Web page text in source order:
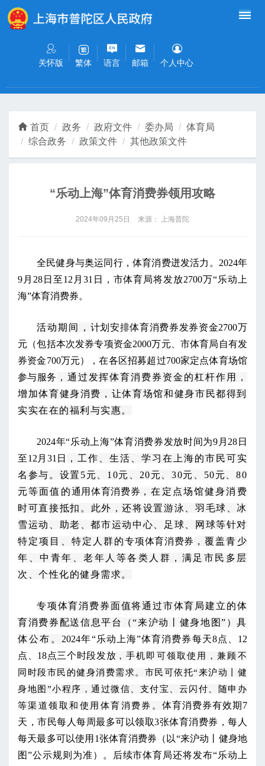
无障碍操作说明
关怀版 繁体 语言 邮箱 个人中心
首页 政务 政府文件 委办局
体育局
综合政务
政策文件 其他政策文件
“乐动上海”体育消费券领用攻略
2024年09月25日 来源： 上海普陀
全民健身与奥运同行，体育消费迸发活力。2024年
9月28日至12月31日，市体育局将发放2700万“乐动上
海”体育消费券。
活动期间， 计划安排体育消费券发券资金2700万
元（包括本次发券专项资金2000万元、市体育局自有发
券资金700万元），在各区招募超过700家定点体育场馆
参与服务 ，通过发挥体育消费券资金的杠杆作用，
增加体育健身消费，让体育场馆和健身市民都得到
实实在在的福利与实惠。
2024年“乐动上海”体育消费券发放时间为9月28日
至12月31日
，工作、生活、学习在上海的市民可实
名参与。设置5元、10元、20元、30元、50元、80
元等面值的通用体育消费券 ，在定点场馆健身消费
时可直接抵扣。 此外，还将设置游泳、羽毛球、冰
雪运动、助老、都市运动中心、足球、网球等针对
特定项目、特定人群的专项体育消费券 ，覆盖青少
年、中青年、老年人等各类人群，满足市民多层
次、个性化的健身需求。
专项体育消费券面值将通过市体育局建立的体
育消费券配送信息平台（“来沪动丨健身地图”）具
体公布。 2024年“乐动上海”体育消费券每天8点、12
点、18点三个时段发放 ，手机即可领取使用，兼顾不
同时段市民的健身消费需求。市民可依托“来沪动丨健
身地图”小程序，通过微信、支付宝、云闪付、随申办
等渠道领取和使用体育消费券。体育消费券有效期7
天，市民每人每周最多可以领取3张体育消费券，每人
每天最多可以使用1张体育消费券（以“来沪动丨健身地
图”公示规则为准）。后续市体育局还将发布“乐动上